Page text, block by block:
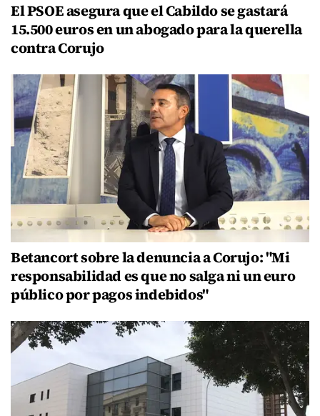
El PSOE asegura que el Cabildo se gastará
15.500 euros en un abogado para la querella
contra Corujo
Betancort sobre la denuncia a Corujo: "Mi
responsabilidad es que no salga ni un euro
público por pagos indebidos"